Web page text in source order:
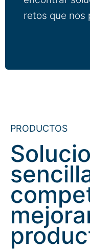
retos que nos
PRODUCTOS